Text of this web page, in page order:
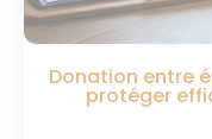
Donation entre
protéger